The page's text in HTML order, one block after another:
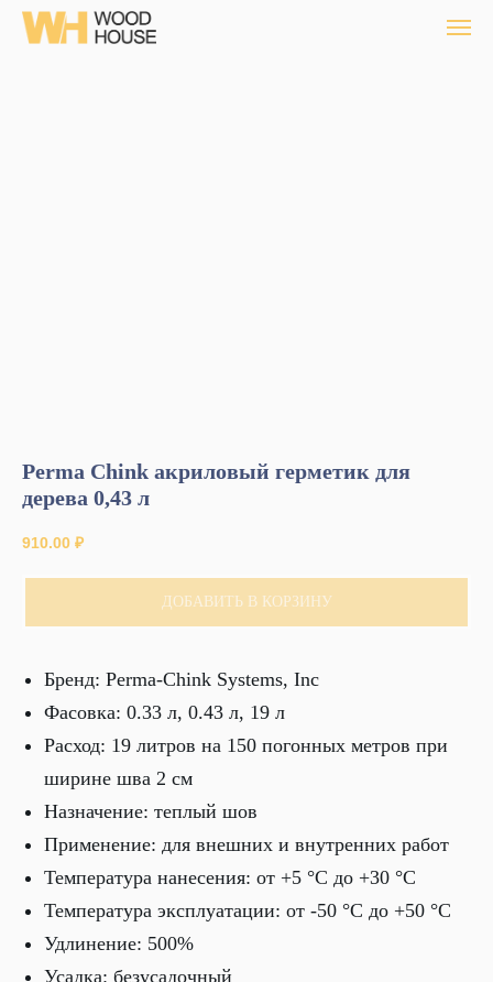
Perma Chink акриловый герметик для
дерева 0,43 л
910.00 ₽
ДОБАВИТЬ В КОРЗИНУ
Бренд: Perma-Chink Systems, Inc
Фасовка: 0.33 л, 0.43 л, 19 л
Расход: 19 литров на 150 погонных метров при
ширине шва 2 см
Назначение: теплый шов
Применение: для внешних и внутренних работ
Температура нанесения: от +5 °С до +30 °С
Температура эксплуатации: от -50 °С до +50 °С
Удлинение: 500%
Усадка: безусадочный